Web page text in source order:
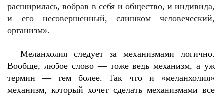
расширилась, вобрав в себя и общество, и индивида,
и его несовершенный, слишком человеческий,
организм».
Меланхолия следует за механизмами логично.
Вообще, любое слово — тоже ведь механизм, а уж
термин — тем более. Так что и «меланхолия»
механизм, который хочет сделать механизмами все